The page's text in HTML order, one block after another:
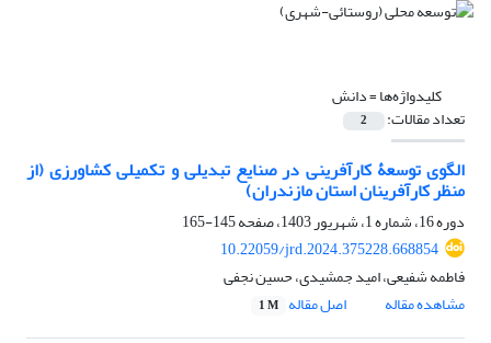
کلیدواژه‌ها =دانش
تعداد مقالات: 2
الگوی توسعۀ کارآفرینی در صنایع تبدیلی و تکمیلی کشاورزی (از
منظر کارآفرینان استان مازندران)
دوره 16، شماره 1، شهریور 1403، صفحه
145-165
10.22059/jrd.2024.375228.668854
فاطمه شفیعی، امید جمشیدی، حسین نجفی
مشاهده مقاله
اصل مقاله 1 M